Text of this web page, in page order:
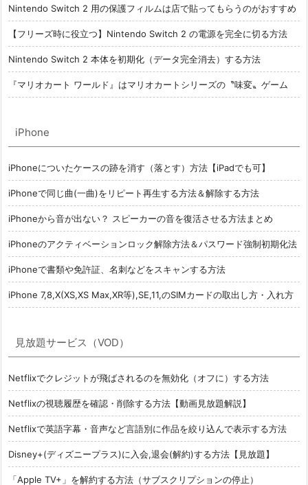
Nintendo Switch 2 用の保護フィルムは店で貼ってもらうのがおすすめ
【フリーズ時に役立つ】Nintendo Switch 2 の電源を完全に切る方法
Nintendo Switch 2 本体を初期化（データ完全消去）する方法
『マリオカート ワールド』はマリオカートシリーズの〝味変〟ゲーム
iPhone
iPhoneについたケースの跡を消す（落とす）方法【iPadでも可】
iPhoneで同じ曲(一曲)をリピート再生する方法＆解除する方法
iPhoneから音が出ない？ スピーカーの音を復活させる方法まとめ
iPhoneのアクティベーションロック解除方法＆パスワード強制初期化法
iPhoneで書類や免許証、名刺などをスキャンする方法
iPhone 7,8,X(XS,XS Max,XR等),SE,11,のSIMカードの取出し方・入れ方
見放題サービス（VOD）
Netflixでクレジットが飛ばされるのを無効化（オフに）する方法
Netflixの視聴履歴を確認・削除する方法【動画見放題解説】
Netflixで英語字幕・音声など言語別に作品を絞り込んで表示する方法
Disney+(ディズニープラス)に入会,退会(解約)する方法【見放題】
「Apple TV+」を解約する方法（サブスクリプションの停止）